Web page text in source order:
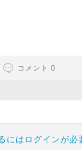
コメント 0
にはログインが必